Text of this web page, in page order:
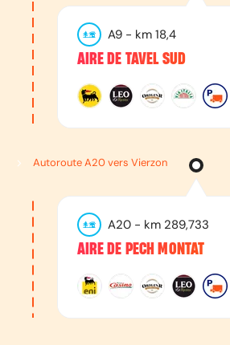
A9 - km 18,4
AIRE DE TAVEL SUD
Autoroute A20 vers Vierzon
A20 - km 289,733
AIRE DE PECH MONTAT